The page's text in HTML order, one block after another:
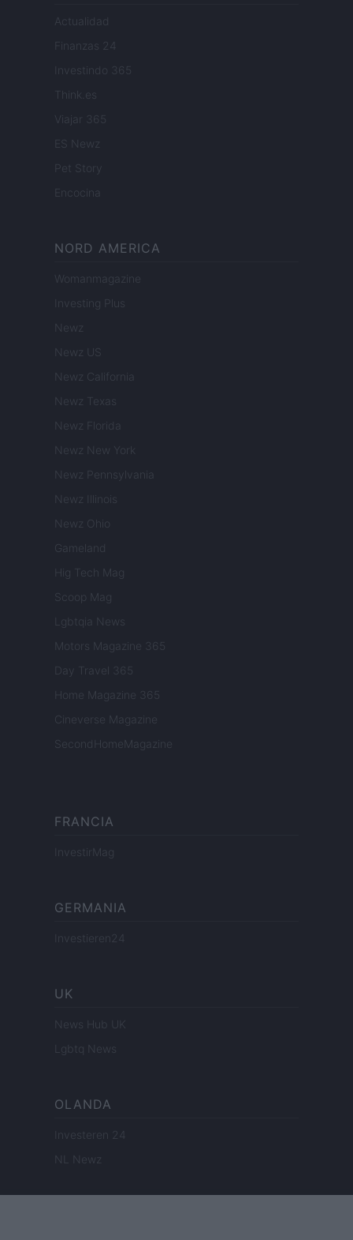
Actualidad
Finanzas 24
Investindo 365
Think.es
Viajar 365
ES Newz
Pet Story
Encocina
NORD AMERICA
Womanmagazine
Investing Plus
Newz
Newz US
Newz California
Newz Texas
Newz Florida
Newz New York
Newz Pennsylvania
Newz Illinois
Newz Ohio
Gameland
Hig Tech Mag
Scoop Mag
Lgbtqia News
Motors Magazine 365
Day Travel 365
Home Magazine 365
Cineverse Magazine
SecondHomeMagazine
FRANCIA
InvestirMag
GERMANIA
Investieren24
UK
News Hub UK
Lgbtq News
OLANDA
Investeren 24
NL Newz